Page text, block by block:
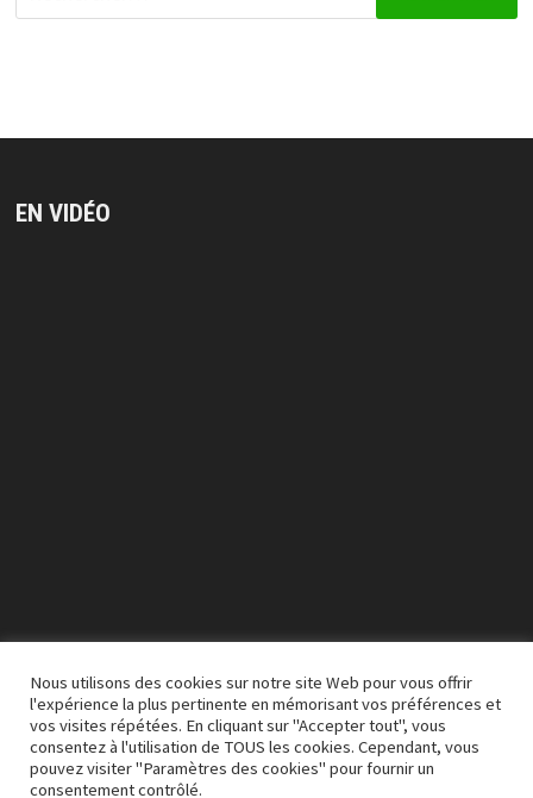
EN VIDÉO
00:00 03:50
Nous utilisons des cookies sur notre site Web pour vous offrir
l'expérience la plus pertinente en mémorisant vos préférences et
vos visites répétées. En cliquant sur "Accepter tout", vous
consentez à l'utilisation de TOUS les cookies. Cependant, vous
pouvez visiter "Paramètres des cookies" pour fournir un
consentement contrôlé.